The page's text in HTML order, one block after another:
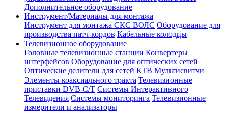
Дополнительное оборудование
Инструмент/Материалы для монтажа
Инструмент для монтажа СКС ВОЛС Оборудование для
производства патч-кордов Кабельные колодцы
Телевизионное оборудование
Головные телевизионные станции Конвертеры
интерфейсов Оборудование для оптических сетей
Оптические делители для сетей КТВ Мультисвитчи
Элементы коаксиального тракта Телевизионные
приставки DVB-C/T Системы Интерактивного
Телевидения Системы мониторинга Телевизионные
измерители и анализаторы